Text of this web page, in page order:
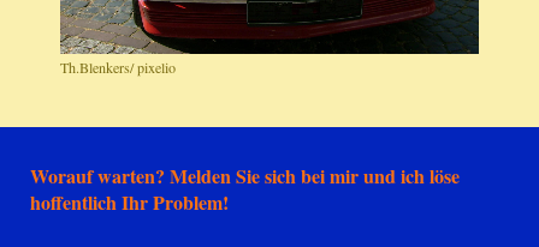
Th.Blenkers/ pixelio
Worauf warten? Melden Sie sich bei mir und ich löse
hoffentlich Ihr Problem!